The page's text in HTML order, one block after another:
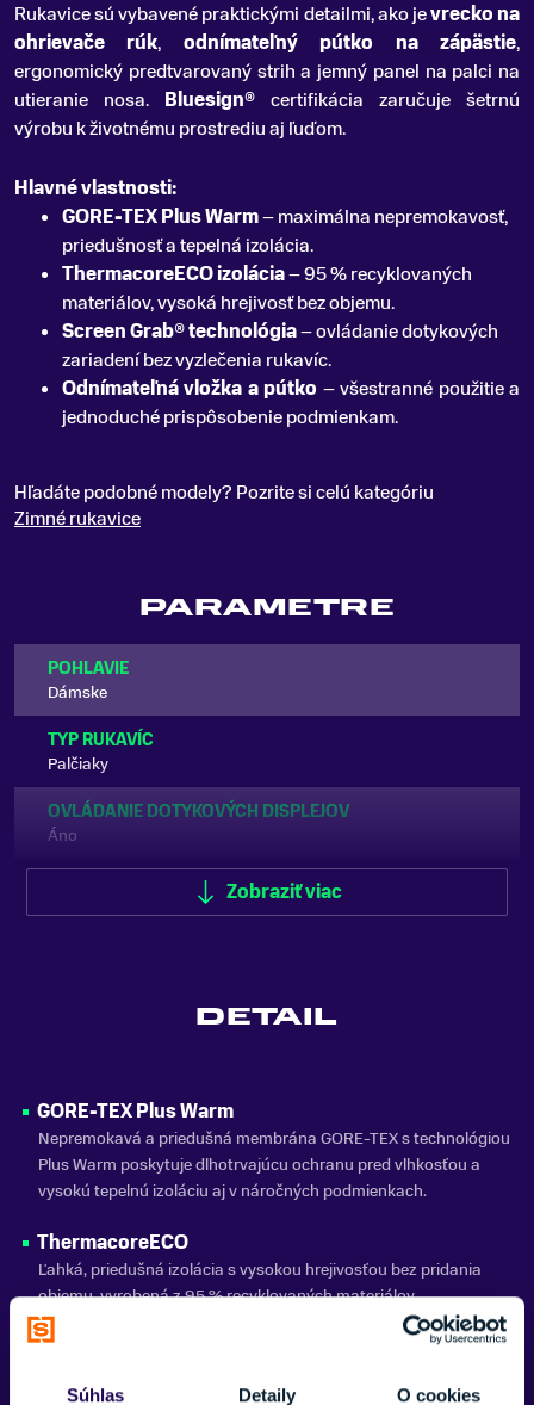
Súhlas Detaily O cookies
Rukavice sú vybavené praktickými detailmi, ako jevrecko na
ohrievače rúk, odnímateľný pútko na zápästie,
ergonomický predtvarovaný strih a jemný panel na palci na
utieranie nosa. Bluesign® certifikácia zaručuje šetrnú
výrobu k životnému prostrediu aj ľuďom.
Hlavné vlastnosti:
GORE-TEX Plus Warm– maximálna nepremokavosť,
priedušnosť a tepelná izolácia.
ThermacoreECO izolácia– 95 % recyklovaných
materiálov, vysoká hrejivosť bez objemu.
Screen Grab® technológia– ovládanie dotykových
zariadení bez vyzlečenia rukavíc.
Odnímateľná vložka a pútko – všestranné použitie a
jednoduché prispôsobenie podmienkam.
Hľadáte podobné modely? Pozrite si celú kategóriu
Zimné rukavice
PARAMETRE
POHLAVIE
Dámske
TYP RUKAVÍC
Palčiaky
OVLÁDANIE DOTYKOVÝCH DISPLEJOV
Áno
Zobraziť menej
Zobraziť viac
DETAIL
GORE-TEX Plus Warm
Nepremokavá a priedušná membrána GORE-TEX s technológiou
Plus Warm poskytuje dlhotrvajúcu ochranu pred vlhkosťou a
vysokú tepelnú izoláciu aj v náročných podmienkach.
ThermacoreECO
Ľahká, priedušná izolácia s vysokou hrejivosťou bez pridania
objemu, vyrobená z 95 % recyklovaných materiálov.
Screen Grab®